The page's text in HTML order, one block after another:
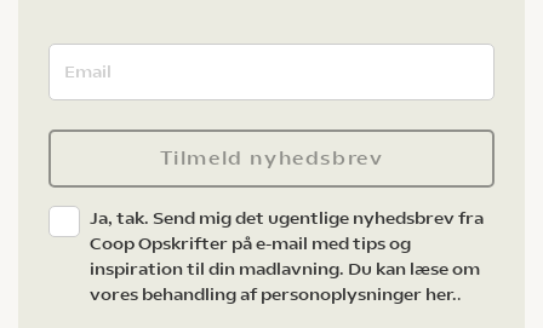
Tilmeld nyhedsbrev
Ja, tak. Send mig det ugentlige nyhedsbrev fra
Coop Opskrifter på e-mail med tips og
inspiration til din madlavning. Du kan læse om
vores behandling af personoplysninger her..